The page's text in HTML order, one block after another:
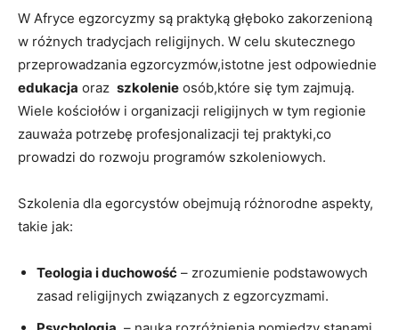
W Afryce egzorcyzmy są praktyką ​głęboko zakorzenioną
w ​różnych tradycjach religijnych. W celu skutecznego
przeprowadzania egzorcyzmów,istotne jest odpowiednie
edukacja oraz ⁤ szkolenie osób,które⁢ się tym zajmują.
Wiele kościołów i⁣ organizacji religijnych w tym‌ regionie
zauważa potrzebę profesjonalizacji tej‍ praktyki,co
prowadzi do rozwoju programów⁤ szkoleniowych.
Szkolenia dla egorcystów obejmują różnorodne aspekty,
takie jak:
Teologia i duchowość – zrozumienie podstawowych
zasad religijnych związanych z egzorcyzmami.